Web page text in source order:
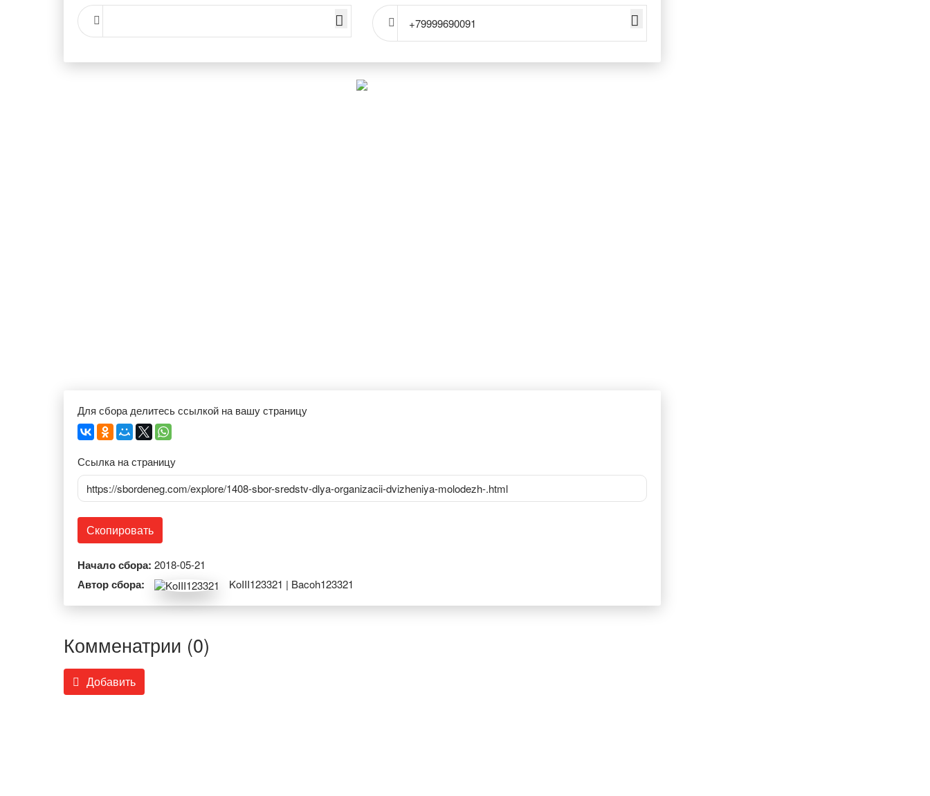
+79999690091
Для сбора делитесь ссылкой на вашу страницу
Ссылка на страницу
https://sbordeneg.com/explore/1408-sbor-sredstv-dlya-organizacii-dvizheniya-molodezh-.html
Скопировать
Начало сбора: 2018-05-21
Автор сбора: KoIII123321 | Bacoh123321
Комменатрии (0)
Добавить